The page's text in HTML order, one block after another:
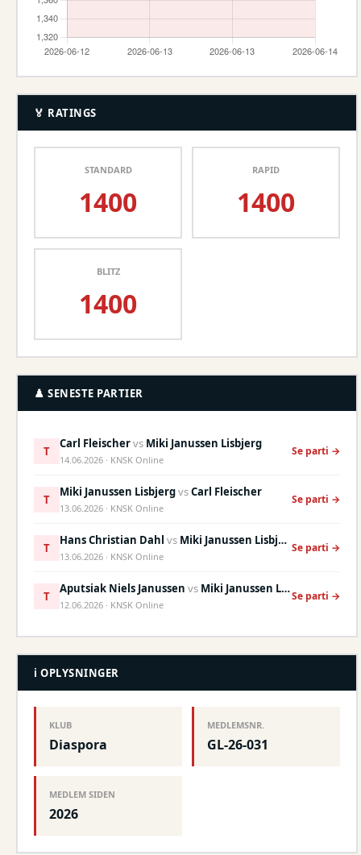
🏅 RATINGS
STANDARD
1400
RAPID
1400
BLITZ
1400
♟️ SENESTE PARTIER
T
Carl Fleischervs Miki Janussen Lisbjerg
14.06.2026 · KNSK Online
Se parti →
T
Miki Janussen LisbjergvsCarl Fleischer
13.06.2026 · KNSK Online
Se parti →
T
Hans Christian Dahl vs Miki Janussen Lisbjerg
13.06.2026 · KNSK Online
Se parti →
T
Aputsiak Niels Janussen vs Miki Janussen Lisbjerg
12.06.2026 · KNSK Online
Se parti →
ℹ️ OPLYSNINGER
KLUB
Diaspora
MEDLEMSNR.
GL-26-031
MEDLEM SIDEN
2026